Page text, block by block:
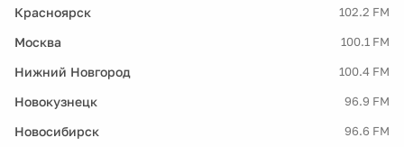
Красноярск 102.2 FM
Москва 100.1 FM
Нижний Новгород 100.4 FM
Новокузнецк 96.9 FM
Новосибирск 96.6 FM